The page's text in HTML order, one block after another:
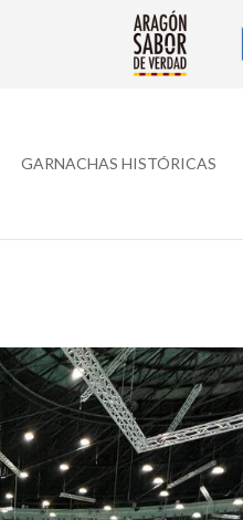
GARNACHAS HISTÓRICAS